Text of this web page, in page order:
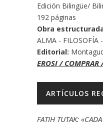
Edición Bilingüe/
192 páginas
Obra
ALMA - FILOSOFÍA
Editorial:
EROSI / COMPRAR
ARTÍCULOS
FATIH TUTAK: